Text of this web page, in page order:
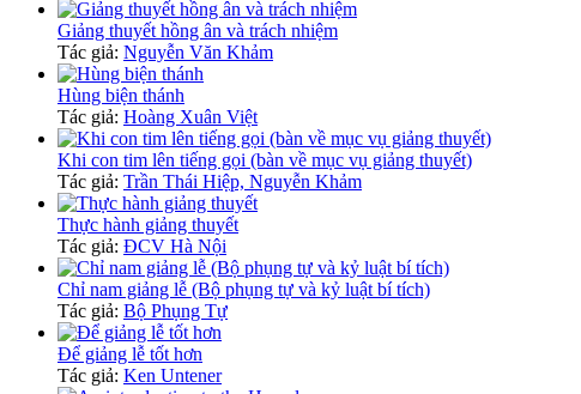
Giảng thuyết hồng ân và trách nhiệm
Tác giả: Nguyễn Văn Khảm
Hùng biện thánh
Tác giả: Hoàng Xuân Việt
Khi con tim lên tiếng gọi (bàn về mục vụ giảng thuyết)
Tác giả: Trần Thái Hiệp, Nguyễn Khảm
Thực hành giảng thuyết
Tác giả: ĐCV Hà Nội
Chỉ nam giảng lễ (Bộ phụng tự và kỷ luật bí tích)
Tác giả: Bộ Phụng Tự
Để giảng lễ tốt hơn
Tác giả: Ken Untener